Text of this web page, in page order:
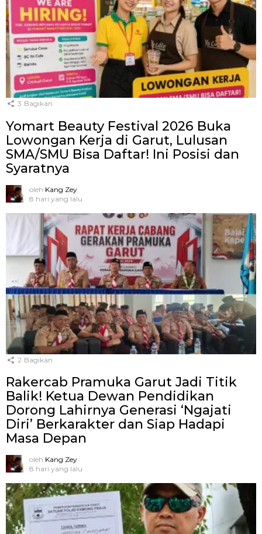
3 Bagikan
Yomart Beauty Festival 2026 Buka
Lowongan Kerja di Garut, Lulusan
SMA/SMU Bisa Daftar! Ini Posisi dan
Syaratnya
oleh Kang Zey
8 hari yang lalu
2 Bagikan
Rakercab Pramuka Garut Jadi Titik
Balik! Ketua Dewan Pendidikan
Dorong Lahirnya Generasi ‘Ngajati
Diri’ Berkarakter dan Siap Hadapi
Masa Depan
oleh Kang Zey
8 hari yang lalu